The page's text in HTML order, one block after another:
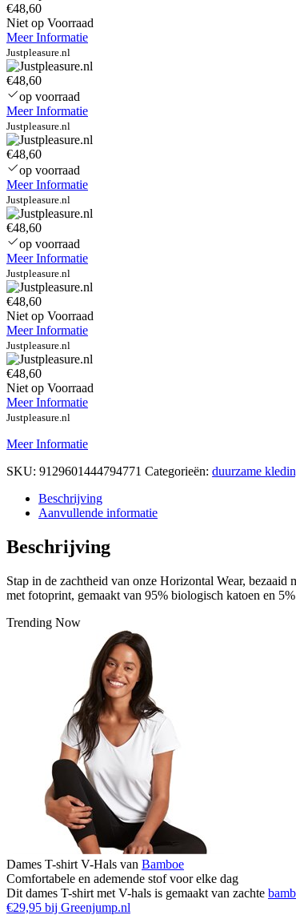
€48,60
Niet op Voorraad
Meer Informatie
Justpleasure.nl
€48,60
op voorraad
Meer Informatie
Justpleasure.nl
€48,60
op voorraad
Meer Informatie
Justpleasure.nl
€48,60
op voorraad
Meer Informatie
Justpleasure.nl
€48,60
Niet op Voorraad
Meer Informatie
Justpleasure.nl
€48,60
Niet op Voorraad
Meer Informatie
Justpleasure.nl
Meer Informatie
SKU: 9129601444794771 Categorieën: duurzame
Beschrijving
Aanvullende informatie
Beschrijving
Stap in de zachtheid van onze Horizontal Wear,
met fotoprint, gemaakt van 95% biologisch katoen en
Trending Now
Dames T-shirt V-Hals van Bamboe
Comfortabele en ademende stof voor elke dag
Dit dames T-shirt met V-hals is gemaakt van zachte
€29,95 bij Greenjump.nl